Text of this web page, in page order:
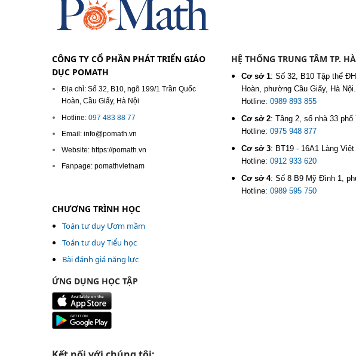
CÔNG TY CỔ PHẦN PHÁT TRIỂN GIÁO
DỤC POMATH
Địa chỉ: Số 32, B10, ngõ 199/1 Trần Quốc
Hoàn, Cầu Giấy, Hà Nội
Hotline: 097 483 88 77
Email: info@pomath.vn
Website: https://pomath.vn
Fanpage: pomathvietnam
CHƯƠNG TRÌNH HỌC
Toán tư duy Ươm mầm
Toán tư duy Tiểu học
Bài đánh giá năng lực
ỨNG DỤNG HỌC TẬP
HỆ THỐNG TRUNG TÂM TP.
Cơ sở 1: Số 32, B10 Tập thể
Hoàn, phường Cầu Giấy, Hà Nội.
Hotline: 0989 893 855
Cơ sở 2: Tầng 2, số nhà 33
Hotline: 0975 948 877
Cơ sở 3: BT19 - 16A1 Làng
Hotline: 0912 933 620
Cơ sở 4: Số 8 B9 Mỹ Đình 1,
Hotline: 0989 595 750